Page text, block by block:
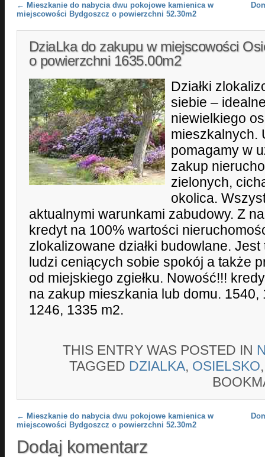
Post navigation
← Mieszkanie do nabycia dwu pokojowe kamienica w
miejscowości Bydgoszcz o powierzchni 52.30m2
DziaLka do zakupu w miejscowości
o powierzchni 1635.00m2
Działki
siebie –
niewielkiego
mieszkalnych.
pomagamy w
zakup
zielonych,
okolica.
aktualnymi warunkami zabudowy. Z
kredyt na 100% wartości
zlokalizowane działki budowlane.
ludzi ceniących sobie spokój a także
od miejskiego zgiełku. Nowość!!!
na zakup mieszkania lub domu. 1540,
1246, 1335 m2.
THIS ENTRY WAS POSTED IN
TAGGED DZIALKA, OSIELSKO
Post navigation
← Mieszkanie do nabycia dwu pokojowe kamienica w
miejscowości Bydgoszcz o powierzchni 52.30m2
Dodaj komentarz